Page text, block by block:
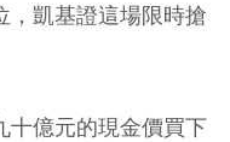
，凱基證這場限時搶
十億元的現金價買下